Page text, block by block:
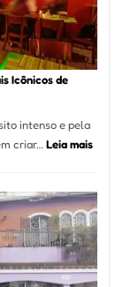
Icônicos de
intenso e pela
criar… Leia mais:
Se
Um
dos